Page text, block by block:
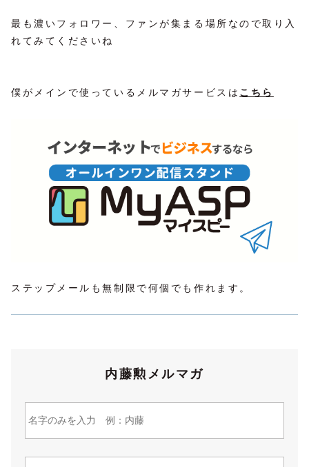
最も濃いフォロワー、ファンが集まる場所なので取り入
れてみてくださいね
僕がメインで使っているメルマガサービスは こちら
ステップメールも無制限で何個でも作れます。
内藤勲メルマガ